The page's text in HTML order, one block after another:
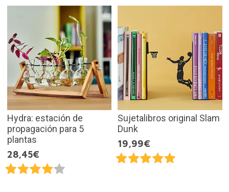
Hydra: estación de
propagación para 5
plantas
28,45€
Sujetalibros original Slam
Dunk
19,99€